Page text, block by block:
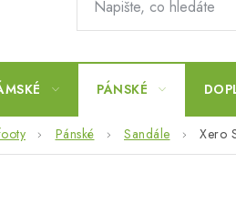
PÁNSKÉ
Pánské Sandále Xero